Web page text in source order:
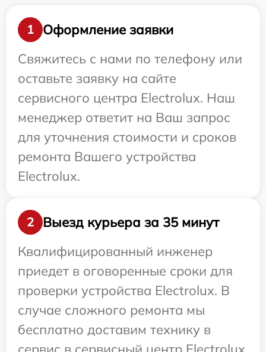
1
Оформление заявки
Свяжитесь с нами по телефону или
оставьте заявку на сайте
сервисного центра Electrolux. Наш
менеджер ответит на Ваш запрос
для уточнения стоимости и сроков
ремонта Вашего устройства
Electrolux.
2
Выезд курьера за 35 минут
Квалифицированный инженер
приедет в оговоренные сроки для
проверки устройства Electrolux. В
случае сложного ремонта мы
бесплатно доставим технику в